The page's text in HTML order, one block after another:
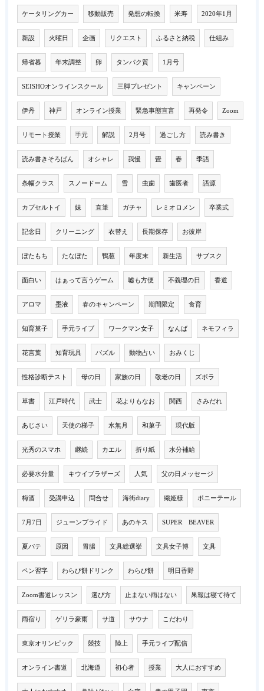
ケータリングカー 移動販売 発想の転換 米寿 2020年1月
新設 火曜日 企画 リクエスト ふるさと納税 仕組み
帰省暮 年末調整 卵 タンパク質 1月号
SEISHOオンラインスクール 三脚プレゼント キャンペーン
伊丹 神戸 オンライン授業 緊急事態宣言 再発令 Zoom
リモート授業 手元 解説 2月号 過ごし方 読み書き
読み書きそろばん オシャレ 我慢 畳 春 季語
条幅クラス スノードーム 雪 虫歯 歯医者 語源
カプセルトイ 妹 直筆 ガチャ レミオロメン 卒業式
記念日 クリーニング 衣替え 長期保存 お彼岸
ぼたもち たなぼた 鴨葱 年度末 新生活 サブスク
面白い はぁって言うゲーム 嘘も方便 不義理の日 香道
アロマ 墨液 春のキャンペーン 期間限定 食育
知育菓子 手元ライブ ワークマン女子 なんば ネモフィラ
花言葉 知育玩具 パズル 動物占い おみくじ
性格診断テスト 母の日 家族の日 敬老の日 ズボラ
草書 江戸時代 武士 花よりもなお 関西 さみだれ
あじさい 天使の梯子 水無月 和菓子 現代版
光秀のスマホ 継続 カエル 折り紙 水分補給
必要水分量 キウイブラザーズ 人気 父の日メッセージ
梅酒 受講申込 問合せ 海街diary 織姫様 ポニーテール
7月7日 ジューンブライド あのキス SUPER BEAVER
夏バテ 原因 胃腸 文具総選挙 文具女子博 文具
ペン習字 わらび餅ドリンク わらび餅 明日香野
Zoom書道レッスン 選び方 止まない雨はない 果報は寝て待て
雨宿り ゲリラ豪雨 サ道 サウナ こだわり
東京オリンピック 競技 陸上 手元ライブ配信
オンライン書道 北海道 初心者 授業 大人におすすめ